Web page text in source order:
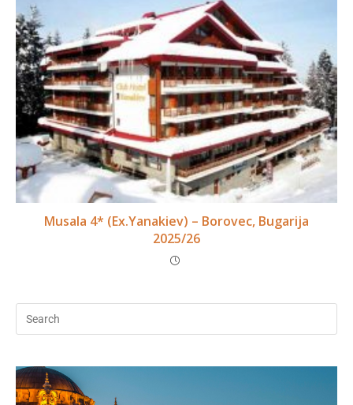
Musala 4* (Ex.Yanakiev) – Borovec, Bugarija
2025/26